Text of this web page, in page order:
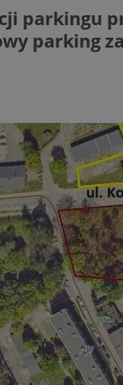
parkingu
parking